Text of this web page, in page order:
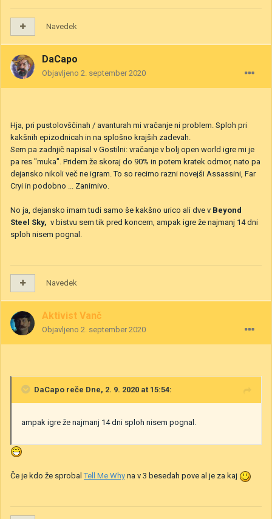
Navedek
DaCapo
Objavljeno 2. september 2020
Hja, pri pustolovščinah / avanturah mi vračanje ni problem. Sploh pri
kakšnih epizodnicah in na splošno krajših zadevah.
Sem pa zadnjič napisal v Gostilni: vračanje v bolj open world igre mi je
pa res "muka". Pridem že skoraj do 90% in potem kratek odmor, nato pa
dejansko nikoli več ne igram. To so recimo razni novejši Assassini, Far
Cryi in podobno ... Zanimivo.
No ja, dejansko imam tudi samo še kakšno urico ali dve v Beyond
Steel Sky, v bistvu sem tik pred koncem, ampak igre že najmanj 14 dni
sploh nisem pognal.
Navedek
Aktivist Vanč
Objavljeno 2. september 2020
DaCapo reče Dne, 2. 9. 2020 at 15:54:
ampak igre že najmanj 14 dni sploh nisem pognal.
Če je kdo že sprobalTell Me Why na v 3 besedah pove al je za kaj